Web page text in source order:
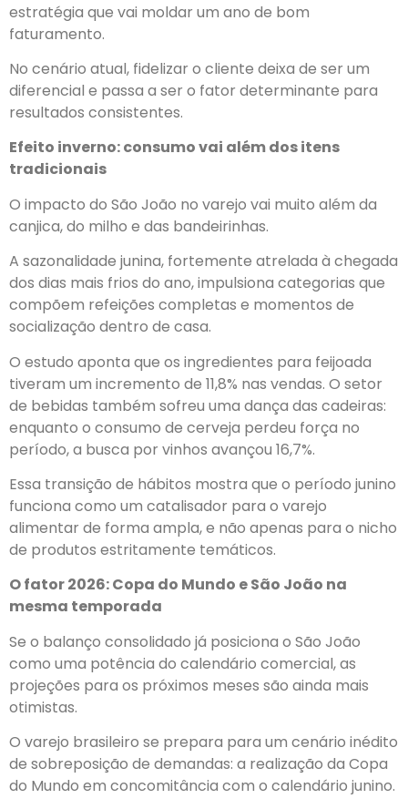
estratégia que vai moldar um ano de bom
faturamento.
No cenário atual, fidelizar o cliente deixa de ser um
diferencial e passa a ser o fator determinante para
resultados consistentes.
Efeito inverno: consumo vai além dos itens
tradicionais
O impacto do São João no varejo vai muito além da
canjica, do milho e das bandeirinhas.
A sazonalidade junina, fortemente atrelada à chegada
dos dias mais frios do ano, impulsiona categorias que
compõem refeições completas e momentos de
socialização dentro de casa.
O estudo aponta que os ingredientes para feijoada
tiveram um incremento de 11,8% nas vendas. O setor
de bebidas também sofreu uma dança das cadeiras:
enquanto o consumo de cerveja perdeu força no
período, a busca por vinhos avançou 16,7%.
Essa transição de hábitos mostra que o período junino
funciona como um catalisador para o varejo
alimentar de forma ampla, e não apenas para o nicho
de produtos estritamente temáticos.
O fator 2026: Copa do Mundo e São João na
mesma temporada
Se o balanço consolidado já posiciona o São João
como uma potência do calendário comercial, as
projeções para os próximos meses são ainda mais
otimistas.
O varejo brasileiro se prepara para um cenário inédito
de sobreposição de demandas: a realização da Copa
do Mundo em concomitância com o calendário junino.